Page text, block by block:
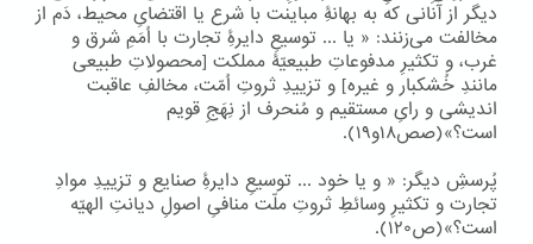
دیگر از آنانی که به بهانۀِ مباینت با شرع یا اقتضایِ محیط، دَم از
مخالفت می‌زنند: « یا ... توسیعِ دایرۀِ تجارت با اُمَمِ شرق و
غرب، و تکثیرِ مدفوعاتِ طبیعیّۀ مملکت [محصولاتِ طبیعی
مانندِ خُشکبار و غیره] و تزییدِ ثروتِ اُمّت، مخالفِ عاقبت
اندیشی و رایِ مستقیم و مُنحرف از نِهَجِ قویم
است؟»(صص۱۸و۱۹).
پُرسشِ دیگر: « و یا خود ... توسیعِ دایرۀِ صنایع و تزییدِ موادِ
تجارت و تکثیرِ وسائطِ ثروتِ ملّت منافیِ اصولِ دیانتِ الهیّه
است؟»(ص۱۲۰).